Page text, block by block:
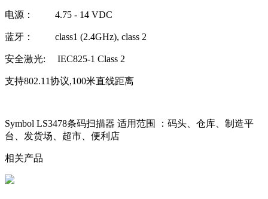
电源： 4.75 - 14 VDC
蓝牙： class1 (2.4GHz), class 2
安全激光: IEC825-1 Class 2
支持802.11协议,100米直线距离
Symbol LS3478条码扫描器 适用范围 ： 码头、仓库、制造平
台、发货场、超市、便利店
相关产品